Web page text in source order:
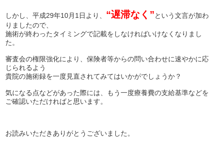
しかし、平成29年10月1日より、 “遅滞なく”という文言が加わ
りましたので、
施術が終わったタイミングで記載をしなければいけなくなりまし
た。
審査会の権限強化により、保険者等からの問い合わせに速やかに応
じられるよう
貴院の施術録を一度見直されてみてはいかがでしょうか？
気になる点などがあった際には、もう一度療養費の支給基準などを
ご確認いただければと思います。
お読みいただきありがとうございました。